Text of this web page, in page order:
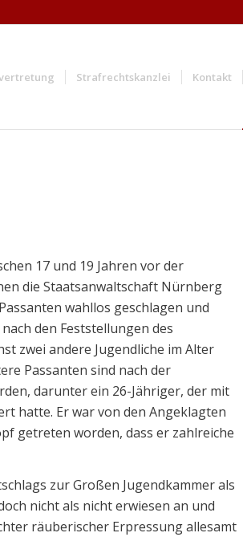
Strafrechtskanzlei Kontakt
17 und 19 Jahren vor der
die Staatsanwaltschaft Nürnberg
wahllos geschlagen und
den Feststellungen des
zwei andere Jugendliche im Alter
Passanten sind nach der
darunter ein 26-Jähriger, der mit
hatte. Er war von den Angeklagten
getreten worden, dass er zahlreiche
zur Großen Jugendkammer als
nicht als nicht erwiesen an und
räuberischer Erpressung allesamt